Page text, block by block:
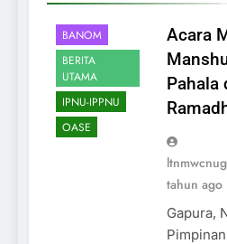
AKHBAR
BANOM
BERITA
UTAMA
IPNU-IPPNU
OASE
Acara
Pahala
tahun ago
Gapura,